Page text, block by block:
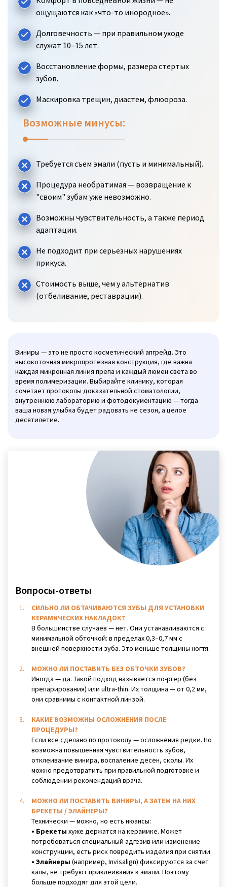
ощущаются как «что-то инородное».
Долговечность — при правильном уходе
служат 10–15 лет.
Восстановление формы, размера стертых
зубов.
Маскировка трещин, диастем, флюороза.
Возможные минусы:
Требуется съем эмали (пусть и минимальный).
Процедура необратимая — возвращение к
"своим" зубам уже невозможно.
Возможны чувствительность, а также период
адаптации.
Не подходит при серьезных нарушениях
прикуса.
Стоимость выше, чем у альтернатив
(отбеливание, реставрации).
Виниры — это не просто косметический апгрейд. Это
высокоточная микропротезная конструкция, где важна
каждая микронная линия препа и каждый люмен света во
время полимеризации. Выбирайте клинику, которая
сочетает протоколы доказательной стоматологии,
внутреннюю лабораторию и фотодокументацию — тогда
ваша новая улыбка будет радовать не сезон, а целое
десятилетие.
Вопросы-ответы
СИЛЬНО ЛИ ОБТАЧИВАЮТСЯ ЗУБЫ ДЛЯ УСТАНОВКИ
КЕРАМИЧЕСКИХ НАКЛАДОК?
В большинстве случаев — нет. Они устанавливаются с
минимальной обточкой: в пределах 0,3–0,7 мм с
внешней поверхности зуба. Это меньше толщины ногтя.
МОЖНО ЛИ ПОСТАВИТЬ БЕЗ ОБТОЧКИ ЗУБОВ?
Иногда — да. Такой подход называется no-prep (без
препарирования) или ultra-thin. Их толщина — от 0,2 мм,
они сравнимы с контактной линзой.
КАКИЕ ВОЗМОЖНЫ ОСЛОЖНЕНИЯ ПОСЛЕ
ПРОЦЕДУРЫ?
Если все сделано по протоколу — осложнения редки. Но
возможна повышенная чувствительность зубов,
отклеивание винира, воспаление десен, сколы. Их
можно предотвратить при правильной подготовке и
соблюдении рекомендаций врача.
МОЖНО ЛИ ПОСТАВИТЬ ВИНИРЫ, А ЗАТЕМ НА НИХ
БРЕКЕТЫ / ЭЛАЙНЕРЫ?
Технически — можно, но есть нюансы:
• Брекеты хуже держатся на керамике. Может
потребоваться специальный адгезив или изменение
конструкции, есть риск повредить изделия при снятии.
• Элайнеры (например, Invisalign) фиксируются за счет
капы, не требуют приклеивания к эмали. Поэтому
больше подходят для этой цели.